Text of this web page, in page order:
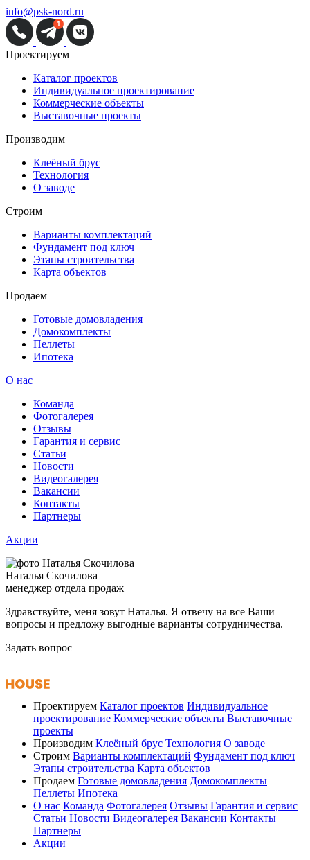
info@psk-nord.ru
Проектируем
Каталог проектов
Индивидуальное проектирование
Коммерческие объекты
Выставочные проекты
Производим
Клеёный брус
Технология
О заводе
Строим
Варианты комплектаций
Фундамент под ключ
Этапы строительства
Карта объектов
Продаем
Готовые домовладения
Домокомплекты
Пеллеты
Ипотека
О нас
Команда
Фотогалерея
Отзывы
Гарантия и сервис
Статьи
Новости
Видеогалерея
Вакансии
Контакты
Партнеры
Акции
Наталья Скочилова
менеджер отдела продаж
Здравствуйте, меня зовут Наталья. Я отвечу на все Ваши
вопросы и предложу выгодные варианты сотрудничества.
Задать вопрос
Проектируем Каталог проектов Индивидуальное
проектирование Коммерческие объекты Выставочные
проекты
Производим Клеёный брус Технология О заводе
Строим Варианты комплектаций Фундамент под ключ
Этапы строительства Карта объектов
Продаем Готовые домовладения Домокомплекты
Пеллеты Ипотека
О нас Команда Фотогалерея Отзывы Гарантия и сервис
Статьи Новости Видеогалерея Вакансии Контакты
Партнеры
Акции